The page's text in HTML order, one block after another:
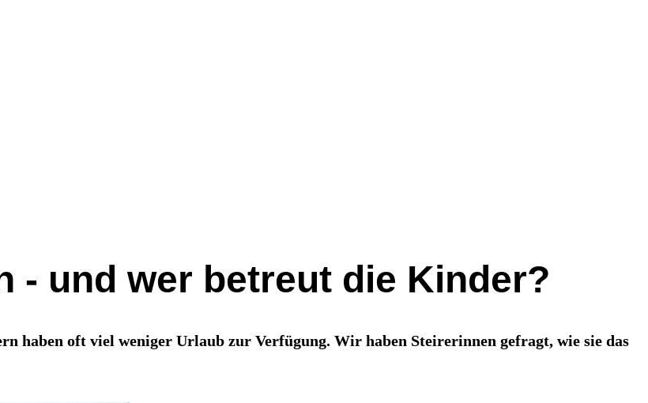
- und wer betreut die Kinder?
haben oft viel weniger Urlaub zur Verfügung. Wir haben Steirerinnen gefragt, wie sie das